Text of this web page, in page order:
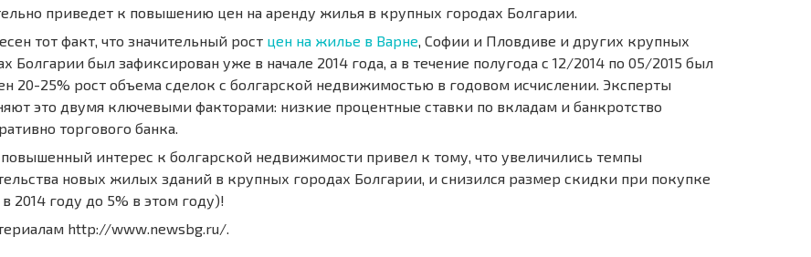
приведет к повышению цен на аренду жилья в крупных городах Болгарии.
тот факт, что значительный рост цен на жилье в Варне, Софии и Пловдиве и других крупных
Болгарии был зафиксирован уже в начале 2014 года, а в течение полугода с 12/2014 по 05/2015 был
20-25% рост объема сделок с болгарской недвижимостью в годовом исчислении. Эксперты
это двумя ключевыми факторами: низкие процентные ставки по вкладам и банкротство
торгового банка.
интерес к болгарской недвижимости привел к тому, что увеличились темпы
новых жилых зданий в крупных городах Болгарии, и снизился размер скидки при покупке
в 2014 году до 5% в этом году)!
http://www.newsbg.ru/.